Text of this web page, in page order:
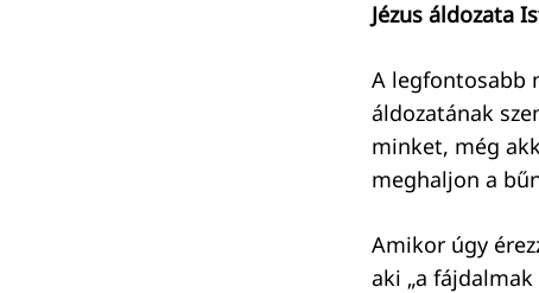
Jézus áldozata
A legfontosabb
áldozatának
minket, még
meghaljon a
Amikor úgy
aki „a